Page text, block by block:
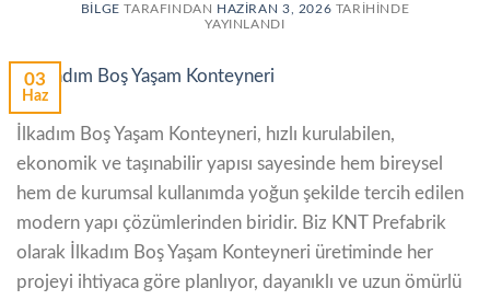
BILGE TARAFINDAN HAZIRAN 3, 2026 TARIHINDE
YAYINLANDI
03
Haz
İlkadım Boş Yaşam Konteyneri, hızlı kurulabilen,
ekonomik ve taşınabilir yapısı sayesinde hem bireysel
hem de kurumsal kullanımda yoğun şekilde tercih edilen
modern yapı çözümlerinden biridir. Biz KNT Prefabrik
olarak İlkadım Boş Yaşam Konteyneri üretiminde her
projeyi ihtiyaca göre planlıyor, dayanıklı ve uzun ömürlü